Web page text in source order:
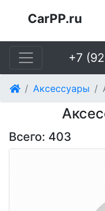
CarPP.ru
+7
Аксессуары
Всего: 403